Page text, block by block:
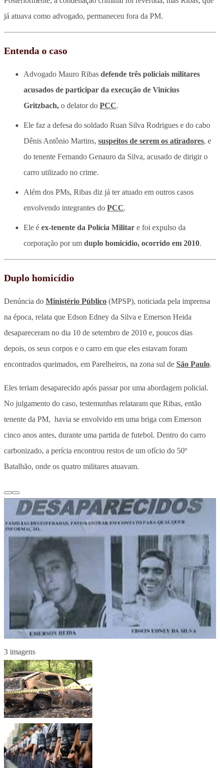
já atuava como advogado, permaneceu fora da PM.
Entenda o caso
Advogado Mauro Ribas defende três policiais militares
acusados de participar da execução de Vinícius
Gritzbach, o delator do PCC.
Ele faz a defesa do soldado Ruan Silva Rodrigues e do cabo
Dênis Antônio Martins, suspeitos de serem os atiradores, e
do tenente Fernando Genauro da Silva, acusado de dirigir o
carro utilizado no crime.
Além dos PMs, Ribas diz já ter atuado em outros casos
envolvendo integrantes do PCC.
Ele é ex-tenente da Polícia Militar e foi expulso da
corporação por um duplo homicídio, ocorrido em 2010.
Duplo homicídio
Denúncia do Ministério Público (MPSP), noticiada pela imprensa
na época, relata que Edson Edney da Silva e Emerson Heida
desapareceram no dia 10 de setembro de 2010 e, poucos dias
depois, os seus corpos e o carro em que eles estavam foram
encontrados queimados, em Parelheiros, na zona sul de São Paulo.
Eles teriam desaparecido após passar por uma abordagem policial.
No julgamento do caso, testemunhas relataram que Ribas, então
tenente da PM, havia se envolvido em uma briga com Emerson
cinco anos antes, durante uma partida de futebol. Dentro do carro
carbonizado, a perícia encontrou restos de um ofício do 50º
Batalhão, onde os quatro militares atuavam.
3 imagens